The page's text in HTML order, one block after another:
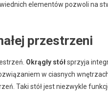
elementów pozwoli na
przestrzeni
Okrągły stółsprzyja
w ciasnych
Taki stół jest niezwykle